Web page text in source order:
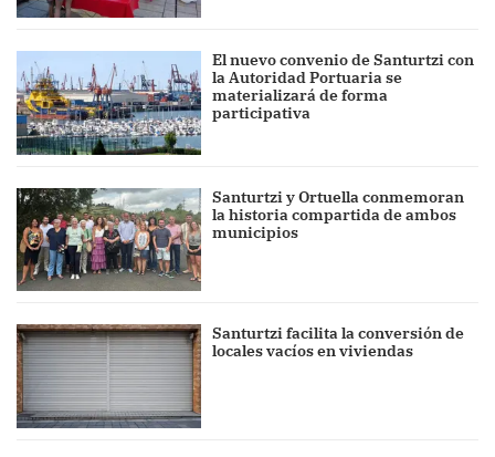
El nuevo convenio de Santurtzi con
la Autoridad Portuaria se
materializará de forma
participativa
Santurtzi y Ortuella conmemoran
la historia compartida de ambos
municipios
Santurtzi facilita la conversión de
locales vacíos en viviendas